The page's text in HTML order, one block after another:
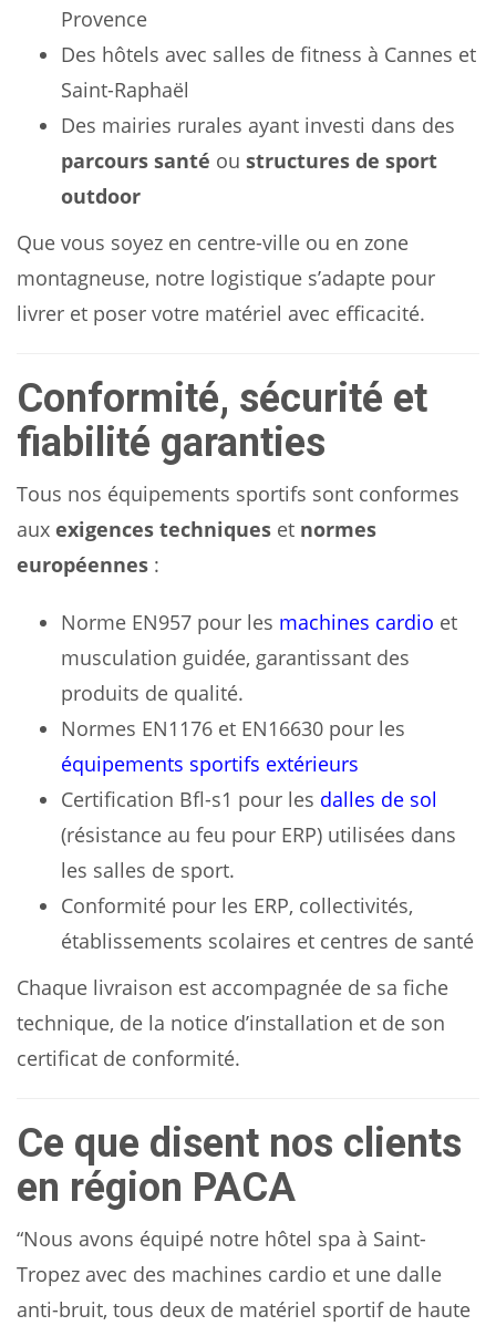
Provence
Des hôtels avec salles de fitness à Cannes et
Saint-Raphaël
Des mairies rurales ayant investi dans des
parcours santé ou structures de sport
outdoor
Que vous soyez en centre-ville ou en zone
montagneuse, notre logistique s’adapte pour
livrer et poser votre matériel avec efficacité.
Conformité, sécurité et
fiabilité garanties
Tous nos équipements sportifs sont conformes
aux exigences techniques et normes
européennes :
Norme EN957 pour les machines cardio et
musculation guidée, garantissant des
produits de qualité.
Normes EN1176 et EN16630 pour les
équipements sportifs extérieurs
Certification Bfl-s1 pour les dalles de sol
(résistance au feu pour ERP) utilisées dans
les salles de sport.
Conformité pour les ERP, collectivités,
établissements scolaires et centres de santé
Chaque livraison est accompagnée de sa fiche
technique, de la notice d’installation et de son
certificat de conformité.
Ce que disent nos clients
en région PACA
“Nous avons équipé notre hôtel spa à Saint-
Tropez avec des machines cardio et une dalle
anti-bruit, tous deux de matériel sportif de haute